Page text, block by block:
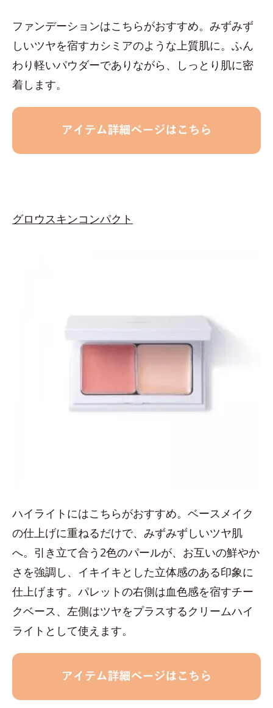
ファンデーションはこちらがおすすめ。みずみず
しいツヤを宿すカシミアのような上質肌に。ふん
わり軽いパウダーでありながら、しっとり肌に密
着します。
グロウスキンコンパクト
ハイライトにはこちらがおすすめ。ベースメイク
の仕上げに重ねるだけで、みずみずしいツヤ肌
へ。引き立て合う2色のパールが、お互いの鮮やか
さを強調し、イキイキとした立体感のある印象に
仕上げます。パレットの右側は血色感を宿すチー
クベース、左側はツヤをプラスするクリームハイ
ライトとして使えます。